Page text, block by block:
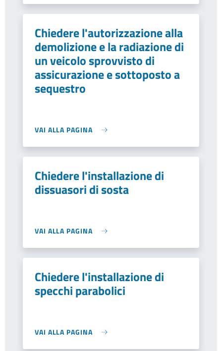
Chiedere l'autorizzazione alla
demolizione e la radiazione di
un veicolo sprovvisto di
assicurazione e sottoposto a
sequestro
VAI ALLA PAGINA
Chiedere l'installazione di
dissuasori di sosta
VAI ALLA PAGINA
Chiedere l'installazione di
specchi parabolici
VAI ALLA PAGINA